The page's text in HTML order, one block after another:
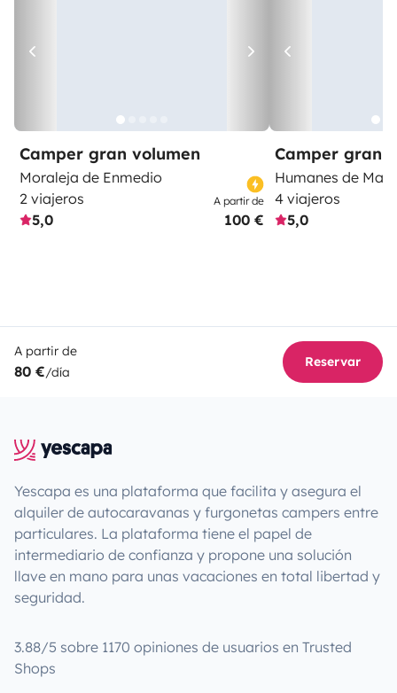
Camper gran volumen
Moraleja de Enmedio
2 viajeros
5,0
A partir de
100 €
Camper gran
Humanes de
4 viajeros
5,0
A partir de
80 €/día
Reservar
Yescapa es una plataforma que facilita y asegura el
alquiler de autocaravanas y furgonetas campers entre
particulares. La plataforma tiene el papel de
intermediario de confianza y propone una solución
llave en mano para unas vacaciones en total libertad y
seguridad.
3.88/5 sobre 1170 opiniones de usuarios en Trusted
Shops